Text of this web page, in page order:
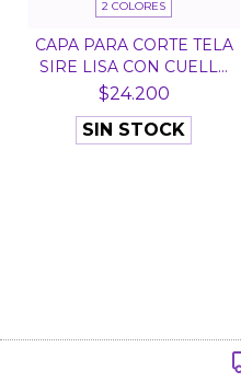
2 COLORES
CAPA PARA CORTE TELA
SIRE LISA CON CUELL...
$24.200
SIN STOCK